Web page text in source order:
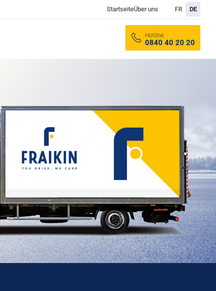
StartseiteÜber uns FR DE
Hotline
0840 40 20 20